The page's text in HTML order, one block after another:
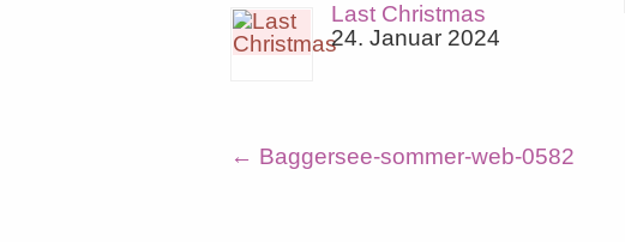
Last Christmas
24. Januar 2024
← Baggersee-sommer-web-0582